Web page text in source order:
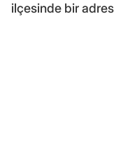
ilçesinde bir